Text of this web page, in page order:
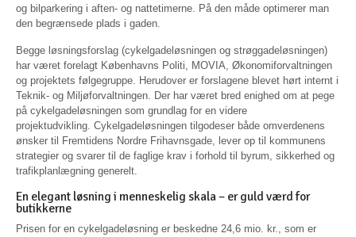
og bilparkering i aften- og nattetimerne. På den måde optimerer man
den begrænsede plads i gaden.
Begge løsningsforslag (cykelgadeløsningen og strøggadeløsningen)
har været forelagt Københavns Politi, MOVIA, Økonomiforvaltningen
og projektets følgegruppe. Herudover er forslagene blevet hørt internt i
Teknik- og Miljøforvaltningen. Der har været bred enighed om at pege
på cykelgadeløsningen som grundlag for en videre
projektudvikling. Cykelgadeløsningen tilgodeser både omverdenens
ønsker til Fremtidens Nordre Frihavnsgade, lever op til kommunens
strategier og svarer til de faglige krav i forhold til byrum, sikkerhed og
trafikplanlægning generelt.
En elegant løsning i menneskelig skala – er guld værd for
butikkerne
Prisen for en cykelgadeløsning er beskedne 24,6 mio. kr., som er